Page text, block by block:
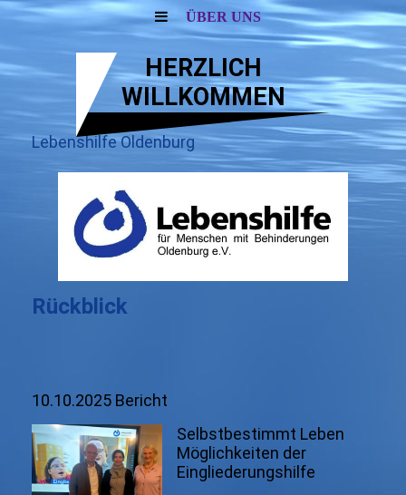
ÜBER UNS
HERZLICH
WILLKOMMEN
Lebenshilfe Oldenburg
Rückblick
10.10.2025 Bericht
Selbstbestimmt Leben
Möglichkeiten der
Eingliederungshilfe